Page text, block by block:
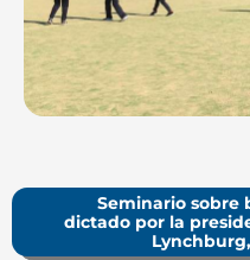
Seminario sobre
dictado por la